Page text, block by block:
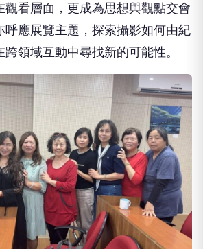
觀看層面，更成為思想與觀點交會
呼應展覽主題，探索攝影如何由紀
領域互動中尋找新的可能性。